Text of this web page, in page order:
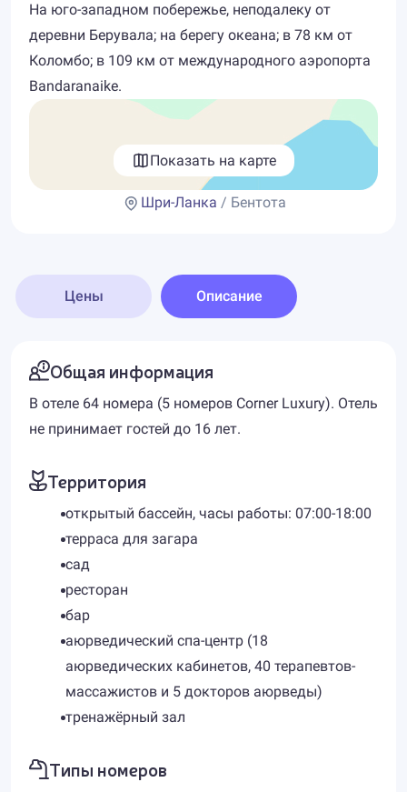
На юго-западном побережье, неподалеку от
деревни Берувала; на берегу океана; в 78 км от
Коломбо; в 109 км от международного аэропорта
Bandaranaike.
Показать на карте
Шри-Ланка / Бентота
Цены Описание
Общая информация
В отеле 64 номера (5 номеров Corner Luxury). Отель
не принимает гостей до 16 лет.
Территория
открытый бассейн, часы работы: 07:00-18:00
терраса для загара
сад
ресторан
бар
аюрведический спа-центр (18
аюрведических кабинетов, 40 терапевтов-
массажистов и 5 докторов аюрведы)
тренажёрный зал
Типы номеров